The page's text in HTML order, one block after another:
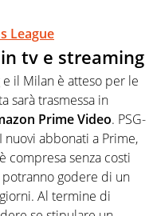
League
tv e streaming
e il Milan è atteso per le
sarà trasmessa in
Prime Video. PSG-
abbonati a Prime,
compresa senza costi
godere di un
Al termine di